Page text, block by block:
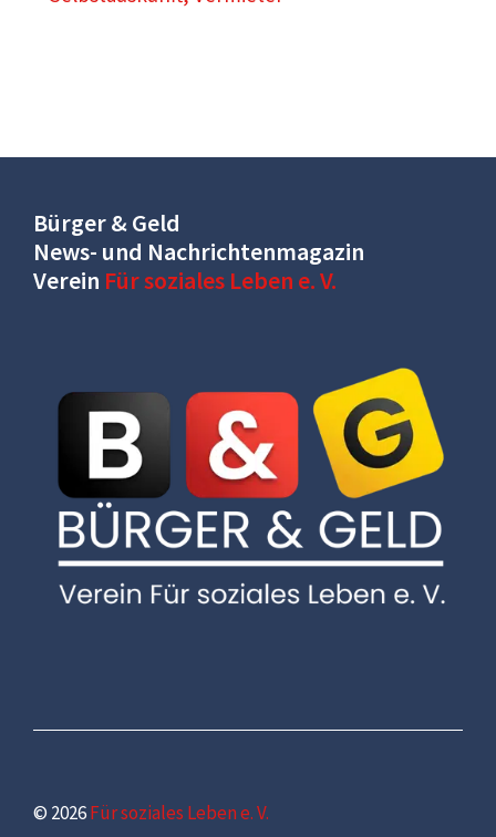
Bürger & Geld
News- und Nachrichtenmagazin
Verein Für soziales Leben e. V.
© 2026Für soziales Leben e. V.